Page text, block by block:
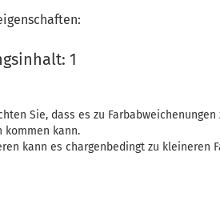
1
Sie, dass es zu
kommen kann.
kann es chargenbedingt zu kleineren